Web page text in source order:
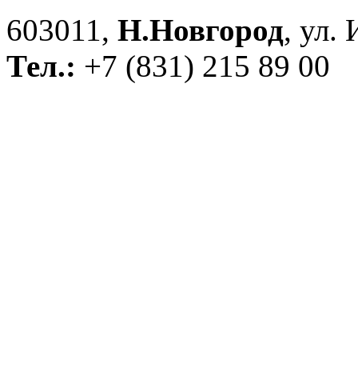
603011, Н.Новгород, ул.
Тел.: +7 (831) 215 89 00